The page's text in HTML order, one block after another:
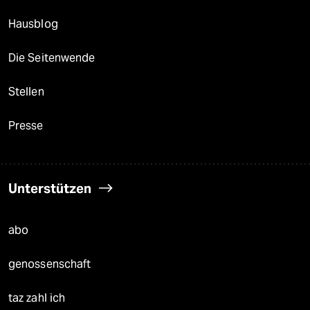
Hausblog
Die Seitenwende
Stellen
Presse
Unterstützen
abo
genossenschaft
taz zahl ich